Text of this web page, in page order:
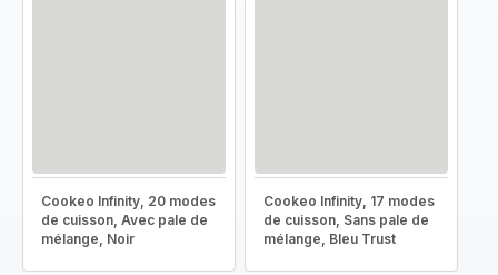
Cookeo Infinity, 20 modes
de cuisson, Avec pale de
mélange, Noir
Cookeo Infinity, 17 modes
de cuisson, Sans pale de
mélange, Bleu Trust